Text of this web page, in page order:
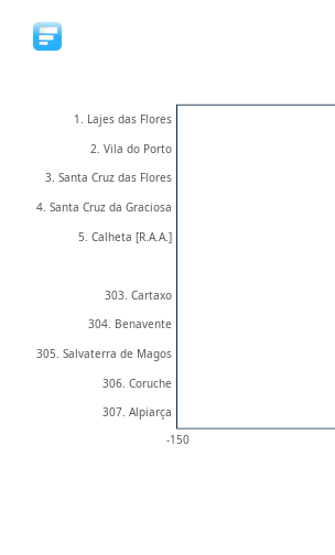
-150
1. Lajes das Flores
2. Vila do Porto
3. Santa Cruz das Flores
4. Santa Cruz da Graciosa
5. Calheta [R.A.A.]
303. Cartaxo
304. Benavente
305. Salvaterra de Magos
306. Coruche
307. Alpiarça